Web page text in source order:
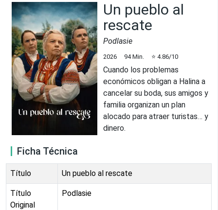
Un pueblo al
rescate
Podlasie
2026 94Min. ⭐ 4.86/10
Cuando los problemas
económicos obligan a Halina a
cancelar su boda, sus amigos y
familia organizan un plan
alocado para atraer turistas… y
dinero.
Ficha Técnica
Título Un pueblo al rescate
Título
Original
Podlasie